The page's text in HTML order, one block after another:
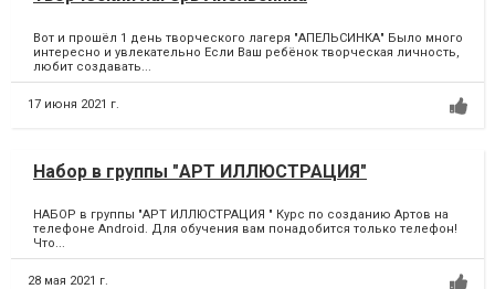
Вот и прошёл 1 день творческого лагеря "АПЕЛЬСИНКА" Было много
интересно и увлекательно Если Ваш ребёнок творческая личность,
любит создавать...
17 июня 2021 г.
Набор в группы "АРТ ИЛЛЮСТРАЦИЯ"
НАБОР в группы "АРТ ИЛЛЮСТРАЦИЯ " Курс по созданию Артов на
телефоне Android. Для обучения вам понадобится только телефон!
Что...
28 мая 2021 г.